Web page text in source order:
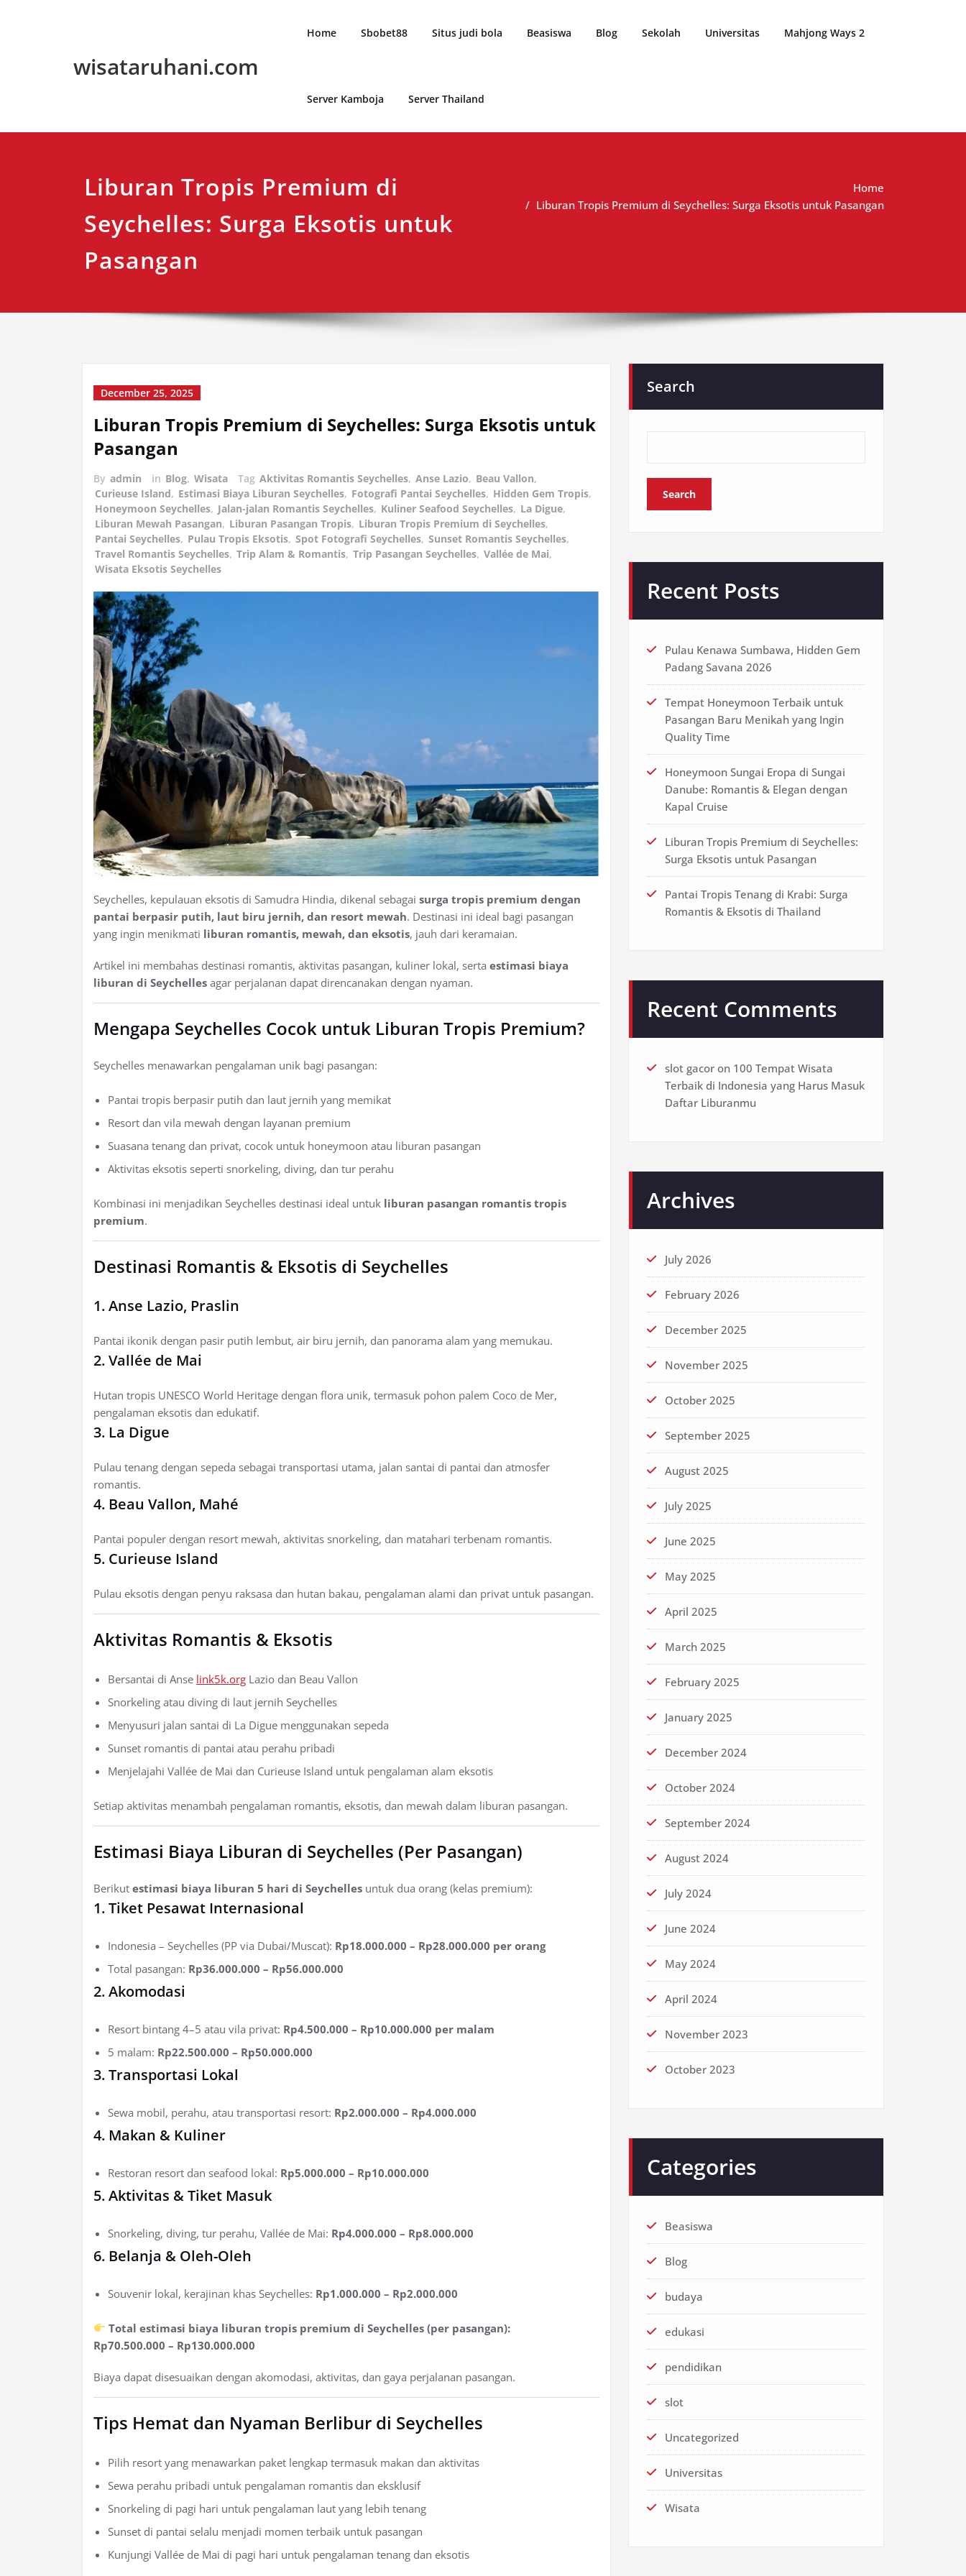
wisataruhani.com
Home Sbobet88 Situs judi bola Beasiswa Blog Sekolah Universitas Mahjong Ways 2
Server Kamboja Server Thailand
Liburan Tropis Premium di
Seychelles: Surga Eksotis untuk
Pasangan
Home
Liburan Tropis Premium di Seychelles: Surga Eksotis untuk Pasangan
December 25, 2025
Liburan Tropis Premium di Seychelles: Surga Eksotis untuk
Pasangan
By admin in Blog, Wisata Tag Aktivitas Romantis Seychelles, Anse Lazio, Beau Vallon,
Curieuse Island, Estimasi Biaya Liburan Seychelles, Fotografi Pantai Seychelles, Hidden Gem Tropis,
Honeymoon Seychelles, Jalan-jalan Romantis Seychelles, Kuliner Seafood Seychelles, La Digue,
Liburan Mewah Pasangan, Liburan Pasangan Tropis, Liburan Tropis Premium di Seychelles,
Pantai Seychelles, Pulau Tropis Eksotis, Spot Fotografi Seychelles, Sunset Romantis Seychelles,
Travel Romantis Seychelles, Trip Alam & Romantis, Trip Pasangan Seychelles, Vallée de Mai,
Wisata Eksotis Seychelles
Seychelles, kepulauan eksotis di Samudra Hindia, dikenal sebagai surga tropis premium dengan
pantai berpasir putih, laut biru jernih, dan resort mewah. Destinasi ini ideal bagi pasangan
yang ingin menikmati liburan romantis, mewah, dan eksotis, jauh dari keramaian.
Artikel ini membahas destinasi romantis, aktivitas pasangan, kuliner lokal, serta estimasi biaya
liburan di Seychelles agar perjalanan dapat direncanakan dengan nyaman.
Mengapa Seychelles Cocok untuk Liburan Tropis Premium?
Seychelles menawarkan pengalaman unik bagi pasangan:
Pantai tropis berpasir putih dan laut jernih yang memikat
Resort dan vila mewah dengan layanan premium
Suasana tenang dan privat, cocok untuk honeymoon atau liburan pasangan
Aktivitas eksotis seperti snorkeling, diving, dan tur perahu
Kombinasi ini menjadikan Seychelles destinasi ideal untuk liburan pasangan romantis tropis
premium.
Destinasi Romantis & Eksotis di Seychelles
1. Anse Lazio, Praslin
Pantai ikonik dengan pasir putih lembut, air biru jernih, dan panorama alam yang memukau.
2. Vallée de Mai
Hutan tropis UNESCO World Heritage dengan flora unik, termasuk pohon palem Coco de Mer,
pengalaman eksotis dan edukatif.
3. La Digue
Pulau tenang dengan sepeda sebagai transportasi utama, jalan santai di pantai dan atmosfer
romantis.
4. Beau Vallon, Mahé
Pantai populer dengan resort mewah, aktivitas snorkeling, dan matahari terbenam romantis.
5. Curieuse Island
Pulau eksotis dengan penyu raksasa dan hutan bakau, pengalaman alami dan privat untuk pasangan.
Aktivitas Romantis & Eksotis
Bersantai di Anse link5k.org Lazio dan Beau Vallon
Snorkeling atau diving di laut jernih Seychelles
Menyusuri jalan santai di La Digue menggunakan sepeda
Sunset romantis di pantai atau perahu pribadi
Menjelajahi Vallée de Mai dan Curieuse Island untuk pengalaman alam eksotis
Setiap aktivitas menambah pengalaman romantis, eksotis, dan mewah dalam liburan pasangan.
Estimasi Biaya Liburan di Seychelles (Per Pasangan)
Berikut estimasi biaya liburan 5 hari di Seychelles untuk dua orang (kelas premium):
1. Tiket Pesawat Internasional
Indonesia – Seychelles (PP via Dubai/Muscat): Rp18.000.000 – Rp28.000.000 per orang
Total pasangan: Rp36.000.000 – Rp56.000.000
2. Akomodasi
Resort bintang 4–5 atau vila privat: Rp4.500.000 – Rp10.000.000 per malam
5 malam: Rp22.500.000 – Rp50.000.000
3. Transportasi Lokal
Sewa mobil, perahu, atau transportasi resort: Rp2.000.000 – Rp4.000.000
4. Makan & Kuliner
Restoran resort dan seafood lokal: Rp5.000.000 – Rp10.000.000
5. Aktivitas & Tiket Masuk
Snorkeling, diving, tur perahu, Vallée de Mai: Rp4.000.000 – Rp8.000.000
6. Belanja & Oleh-Oleh
Souvenir lokal, kerajinan khas Seychelles: Rp1.000.000 – Rp2.000.000
Total estimasi biaya liburan tropis premium di Seychelles (per pasangan):
Rp70.500.000 – Rp130.000.000
Biaya dapat disesuaikan dengan akomodasi, aktivitas, dan gaya perjalanan pasangan.
Tips Hemat dan Nyaman Berlibur di Seychelles
Pilih resort yang menawarkan paket lengkap termasuk makan dan aktivitas
Sewa perahu pribadi untuk pengalaman romantis dan eksklusif
Snorkeling di pagi hari untuk pengalaman laut yang lebih tenang
Sunset di pantai selalu menjadi momen terbaik untuk pasangan
Kunjungi Vallée de Mai di pagi hari untuk pengalaman tenang dan eksotis
Search
Search
Recent Posts
Pulau Kenawa Sumbawa, Hidden Gem
Padang Savana 2026
Tempat Honeymoon Terbaik untuk
Pasangan Baru Menikah yang Ingin
Quality Time
Honeymoon Sungai Eropa di Sungai
Danube: Romantis & Elegan dengan
Kapal Cruise
Liburan Tropis Premium di Seychelles:
Surga Eksotis untuk Pasangan
Pantai Tropis Tenang di Krabi: Surga
Romantis & Eksotis di Thailand
Recent Comments
slot gacor on 100 Tempat Wisata
Terbaik di Indonesia yang Harus Masuk
Daftar Liburanmu
Archives
July 2026
February 2026
December 2025
November 2025
October 2025
September 2025
August 2025
July 2025
June 2025
May 2025
April 2025
March 2025
February 2025
January 2025
December 2024
October 2024
September 2024
August 2024
July 2024
June 2024
May 2024
April 2024
November 2023
October 2023
Categories
Beasiswa
Blog
budaya
edukasi
pendidikan
slot
Uncategorized
Universitas
Wisata